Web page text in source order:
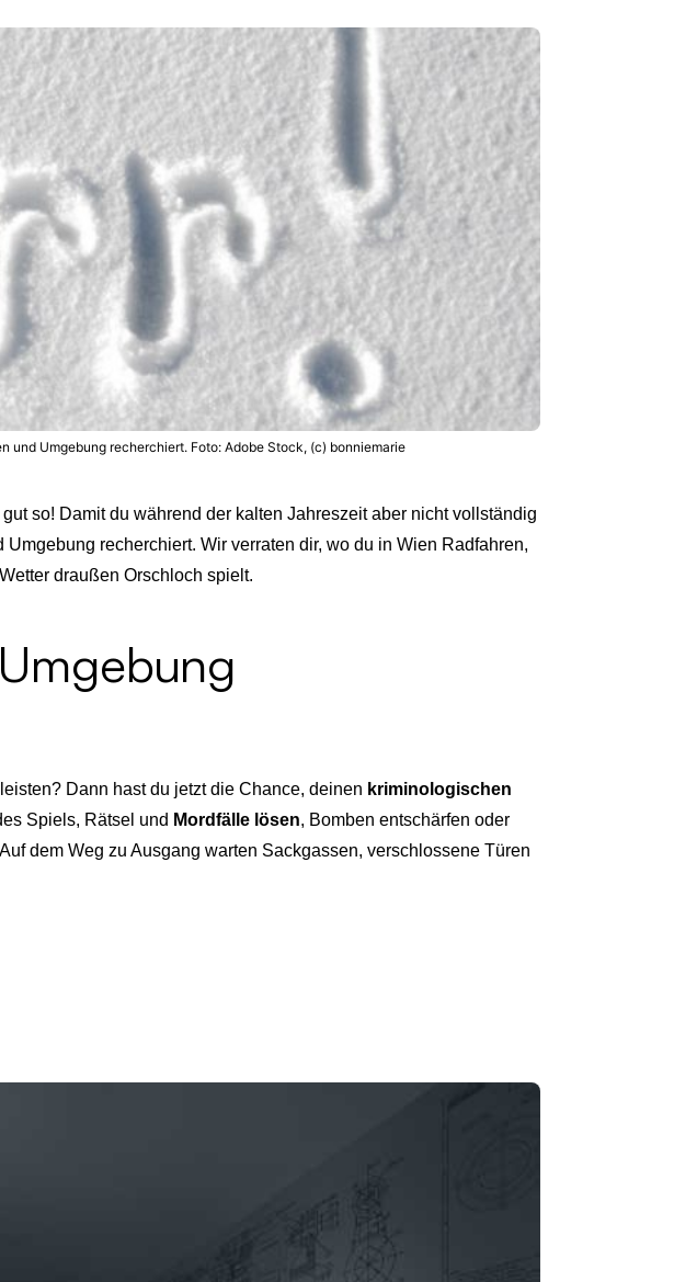
und Umgebung recherchiert. Foto: Adobe Stock, (c) bonniemarie
so! Damit du während der kalten Jahreszeit aber nicht vollständig
Umgebung recherchiert. Wir verraten dir, wo du in Wien Radfahren,
draußen Orschloch spielt.
Dann hast du jetzt die Chance, deinen kriminologischen
Spiels, Rätsel und Mordfälle lösen, Bomben entschärfen oder
dem Weg zu Ausgang warten Sackgassen, verschlossene Türen